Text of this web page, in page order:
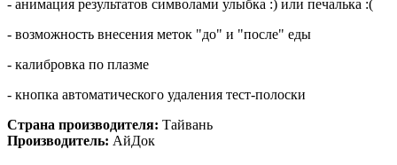
- анимация результатов символами улыбка :) или печалька :(
- возможность внесения меток "до" и "после" еды
- калибровка по плазме
- кнопка автоматического удаления тест-полоски
Страна производителя: Тайвань
Производитель: АйДок